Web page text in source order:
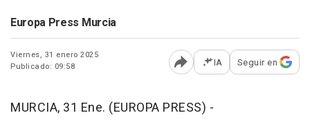
Europa Press Murcia
Viernes, 31 enero 2025
Publicado: 09:58
Abrir opciones para
IA Seguir en
MURCIA, 31 Ene. (EUROPA PRESS) -